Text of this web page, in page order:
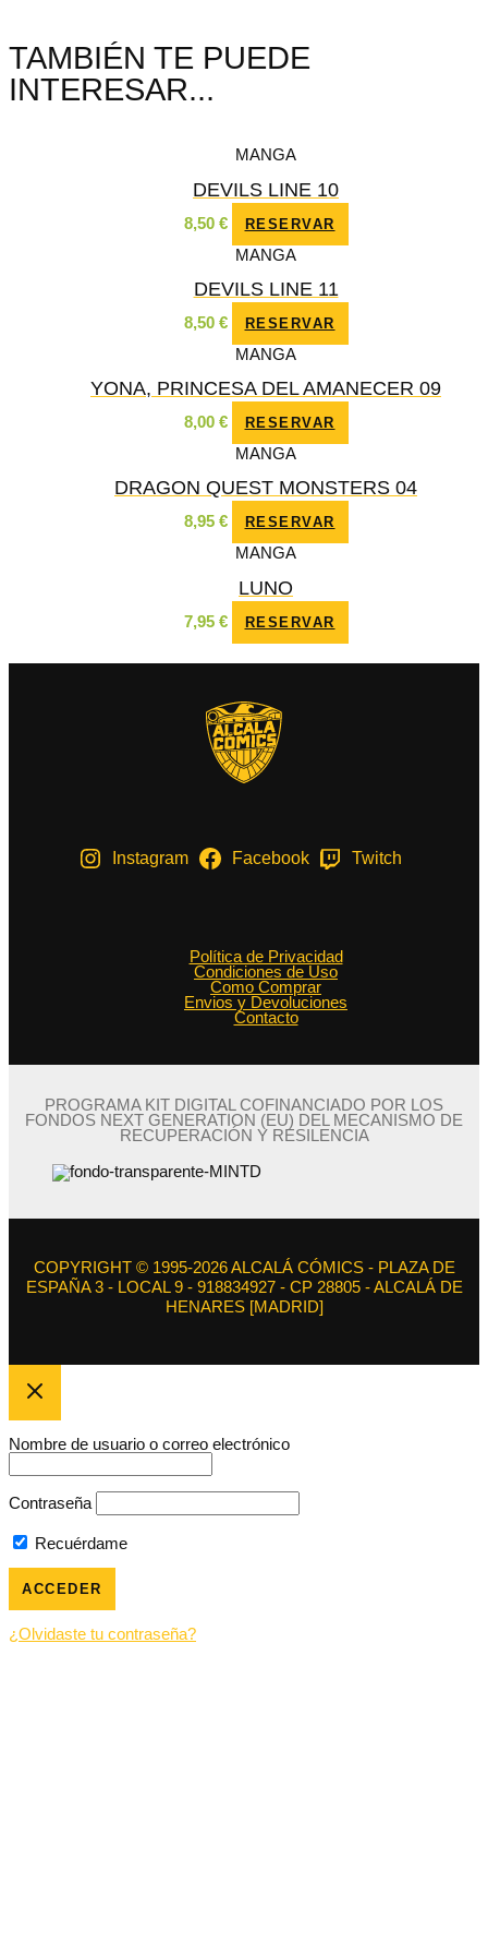
TAMBIÉN TE PUEDE
INTERESAR...
MANGA
DEVILS LINE 10
8,50 € RESERVAR
MANGA
DEVILS LINE 11
8,50 € RESERVAR
MANGA
YONA, PRINCESA DEL AMANECER 09
8,00 € RESERVAR
MANGA
DRAGON QUEST MONSTERS 04
8,95 € RESERVAR
MANGA
LUNO
7,95 € RESERVAR
Instagram Facebook Twitch
Política de Privacidad
Condiciones de Uso
Como Comprar
Envios y Devoluciones
Contacto
PROGRAMA KIT DIGITAL COFINANCIADO POR LOS
FONDOS NEXT GENERATION (EU) DEL MECANISMO DE
RECUPERACIÓN Y RESILENCIA
COPYRIGHT © 1995-2026 ALCALÁ CÓMICS - PLAZA DE
ESPAÑA 3 - LOCAL 9 - 918834927 - CP 28805 - ALCALÁ DE
HENARES [MADRID]
Nombre de usuario o correo electrónico
Contraseña
Recuérdame
¿Olvidaste tu contraseña?